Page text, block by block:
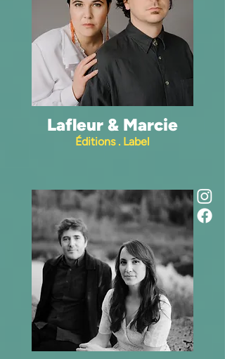
Lafleur & Marcie
Éditions . Label